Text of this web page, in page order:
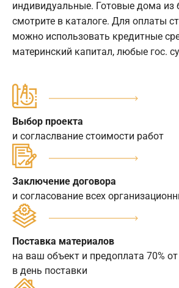
индивидуальные. Готовые дома из
смотрите в каталоге. Для оплаты
можно использовать кредитные
материнский капитал, любые гос.
Выбор проекта
и согласлвание стоимости работ
Заключение договора
и согласование всех
Поставка материалов
на ваш объект и предоплата 70%
в день поставки